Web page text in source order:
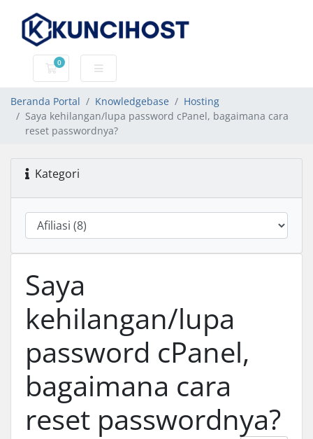
0
Keranjang Belanja
Beranda Portal Knowledgebase
Hosting
Saya kehilangan/lupa password cPanel, bagaimana cara
reset passwordnya?
Kategori
Saya
kehilangan/lupa
password cPanel,
bagaimana cara
reset passwordnya?